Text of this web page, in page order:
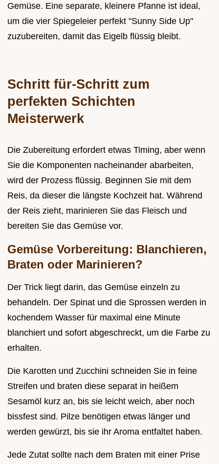
Gemüse. Eine separate, kleinere Pfanne ist ideal,
um die vier Spiegeleier perfekt "Sunny Side Up"
zuzubereiten, damit das Eigelb flüssig bleibt.
Schritt für-Schritt zum
perfekten Schichten
Meisterwerk
Die Zubereitung erfordert etwas Timing, aber wenn
Sie die Komponenten nacheinander abarbeiten,
wird der Prozess flüssig. Beginnen Sie mit dem
Reis, da dieser die längste Kochzeit hat. Während
der Reis zieht, marinieren Sie das Fleisch und
bereiten Sie das Gemüse vor.
Gemüse Vorbereitung: Blanchieren,
Braten oder Marinieren?
Der Trick liegt darin, das Gemüse einzeln zu
behandeln. Der Spinat und die Sprossen werden in
kochendem Wasser für maximal eine Minute
blanchiert und sofort abgeschreckt, um die Farbe zu
erhalten.
Die Karotten und Zucchini schneiden Sie in feine
Streifen und braten diese separat in heißem
Sesamöl kurz an, bis sie leicht weich, aber noch
bissfest sind. Pilze benötigen etwas länger und
werden gewürzt, bis sie ihr Aroma entfaltet haben.
Jede Zutat sollte nach dem Braten mit einer Prise